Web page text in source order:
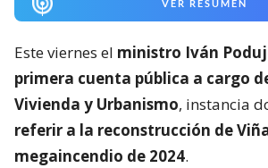
VER RESUMEN
Este viernes el ministro Iván
primera cuenta pública a cargo
Vivienda y Urbanismo, instancia
referir a la reconstrucción de
megaincendio de 2024.